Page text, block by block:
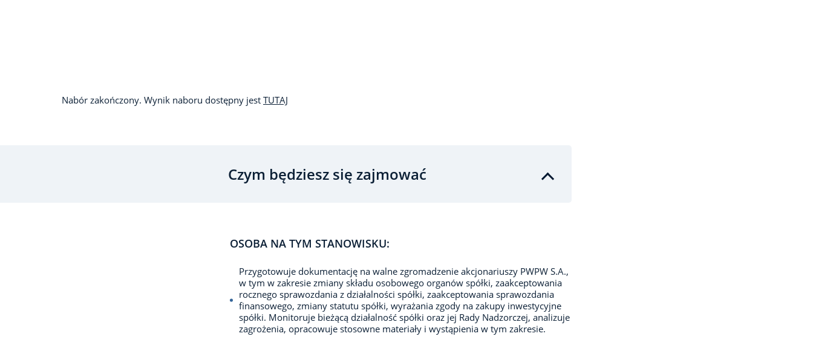
Nabór zakończony. Wynik naboru dostępny jest TUTAJ
Czym będziesz się zajmować
OSOBA NA TYM STANOWISKU:
Przygotowuje dokumentację na walne zgromadzenie akcjonariuszy PWPW S.A.,
w tym w zakresie zmiany składu osobowego organów spółki, zaakceptowania
rocznego sprawozdania z działalności spółki, zaakceptowania sprawozdania
finansowego, zmiany statutu spółki, wyrażania zgody na zakupy inwestycyjne
spółki. Monitoruje bieżącą działalność spółki oraz jej Rady Nadzorczej, analizuje
zagrożenia, opracowuje stosowne materiały i wystąpienia w tym zakresie.